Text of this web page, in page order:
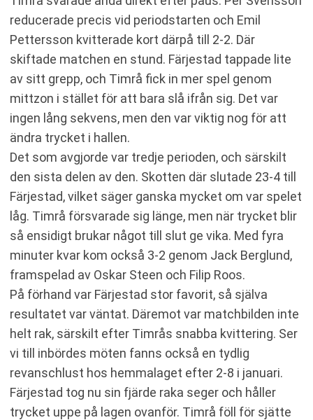
reducerade precis vid periodstarten och Emil
Pettersson kvitterade kort därpå till 2-2. Där
skiftade matchen en stund. Färjestad tappade lite
av sitt grepp, och Timrå fick in mer spel genom
mittzon i stället för att bara slå ifrån sig. Det var
ingen lång sekvens, men den var viktig nog för att
ändra trycket i hallen.
Det som avgjorde var tredje perioden, och särskilt
den sista delen av den. Skotten där slutade 23-4 till
Färjestad, vilket säger ganska mycket om var spelet
låg. Timrå försvarade sig länge, men när trycket blir
så ensidigt brukar något till slut ge vika. Med fyra
minuter kvar kom också 3-2 genom Jack Berglund,
framspelad av Oskar Steen och Filip Roos.
På förhand var Färjestad stor favorit, så själva
resultatet var väntat. Däremot var matchbilden inte
helt rak, särskilt efter Timrås snabba kvittering. Ser
vi till inbördes möten fanns också en tydlig
revanschlust hos hemmalaget efter 2-8 i januari.
Färjestad tog nu sin fjärde raka seger och håller
trycket uppe på lagen ovanför. Timrå föll för sjätte